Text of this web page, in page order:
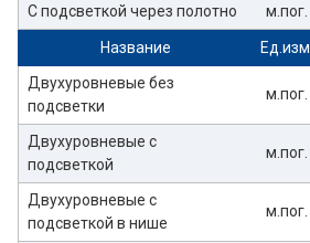
С подсветкой через полотно м.пог.
Название Ед.изм.
Двухуровневые без
подсветки
м.пог.
Двухуровневые с
подсветкой
м.пог.
Двухуровневые с
подсветкой в нише
м.пог.